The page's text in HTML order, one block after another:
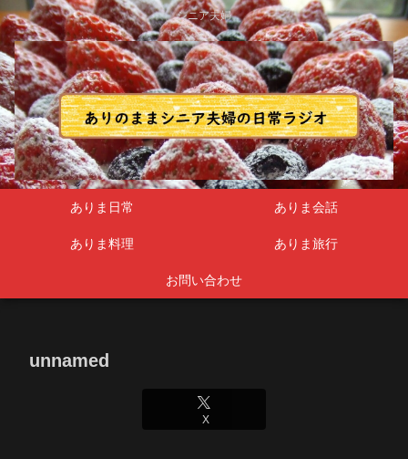
シニア夫婦
ありま日常 ありま会話
ありま料理 ありま旅行
お問い合わせ
unnamed
X